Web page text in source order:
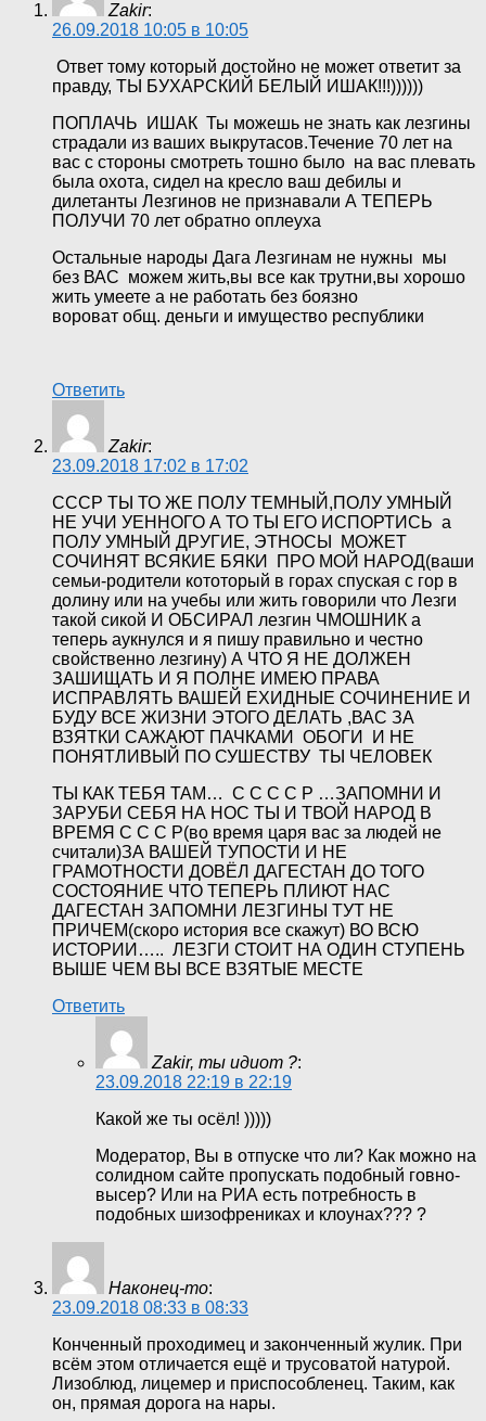
Zakir:
26.09.2018 10:05 в 10:05
Ответ тому который достойно не может ответит за
правду, ТЫ БУХАРСКИЙ БЕЛЫЙ ИШАК!!!))))))
ПОПЛАЧЬ ИШАК Ты можешь не знать как лезгины
страдали из ваших выкрутасов.Течение 70 лет на
вас с стороны смотреть тошно было на вас плевать
была охота, сидел на кресло ваш дебилы и
дилетанты Лезгинов не признавали А ТЕПЕРЬ
ПОЛУЧИ 70 лет обратно оплеуха
Остальные народы Дага Лезгинам не нужны мы
без ВАС можем жить,вы все как трутни,вы хорошо
жить умеете а не работать без боязно
вороват общ. деньги и имущество республики
Ответить
Zakir:
23.09.2018 17:02 в 17:02
СССР ТЫ ТО ЖЕ ПОЛУ ТЕМНЫЙ,ПОЛУ УМНЫЙ
НЕ УЧИ УЕННОГО А ТО ТЫ ЕГО ИСПОРТИСЬ а
ПОЛУ УМНЫЙ ДРУГИЕ, ЭТНОСЫ МОЖЕТ
СОЧИНЯТ ВСЯКИЕ БЯКИ ПРО МОЙ НАРОД(ваши
семьи-родители кототорый в горах спуская с гор в
долину или на учебы или жить говорили что Лезги
такой сикой И ОБСИРАЛ лезгин ЧМОШНИК а
теперь аукнулся и я пишу правильно и честно
свойственно лезгину) А ЧТО Я НЕ ДОЛЖЕН
ЗАШИЩАТЬ И Я ПОЛНЕ ИМЕЮ ПРАВА
ИСПРАВЛЯТЬ ВАШЕЙ ЕХИДНЫЕ СОЧИНЕНИЕ И
БУДУ ВСЕ ЖИЗНИ ЭТОГО ДЕЛАТЬ ,ВАС ЗА
ВЗЯТКИ САЖАЮТ ПАЧКАМИ ОБОГИ И НЕ
ПОНЯТЛИВЫЙ ПО СУШЕСТВУ ТЫ ЧЕЛОВЕК
ТЫ КАК ТЕБЯ ТАМ… С С С С Р …ЗАПОМНИ И
ЗАРУБИ СЕБЯ НА НОС ТЫ И ТВОЙ НАРОД В
ВРЕМЯ С С С Р(во время царя вас за людей не
считали)ЗА ВАШЕЙ ТУПОСТИ И НЕ
ГРАМОТНОСТИ ДОВЁЛ ДАГЕСТАН ДО ТОГО
СОСТОЯНИЕ ЧТО ТЕПЕРЬ ПЛИЮТ НАС
ДАГЕСТАН ЗАПОМНИ ЛЕЗГИНЫ ТУТ НЕ
ПРИЧЕМ(скоро история все скажут) ВО ВСЮ
ИСТОРИИ….. ЛЕЗГИ СТОИТ НА ОДИН СТУПЕНЬ
ВЫШЕ ЧЕМ ВЫ ВСЕ ВЗЯТЫЕ МЕСТЕ
Ответить
Zakir, ты идиот ?:
23.09.2018 22:19 в 22:19
Какой же ты осёл! )))))
Модератор, Вы в отпуске что ли? Как можно на
солидном сайте пропускать подобный говно-
высер? Или на РИА есть потребность в
подобных шизофрениках и клоунах??? ?
Наконец-то:
23.09.2018 08:33 в 08:33
Конченный проходимец и законченный жулик. При
всём этом отличается ещё и трусоватой натурой.
Лизоблюд, лицемер и приспособленец. Таким, как
он, прямая дорога на нары.